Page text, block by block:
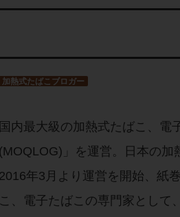
加熱式たばこブロガー
国内最大級の加熱式たばこ、電
(MOQLOG)」を運営。日本の加
2016年3月より運営を開始、紙
こ、電子たばこの専門家として